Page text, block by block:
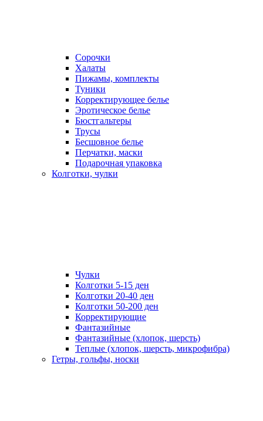
Сорочки
Халаты
Пижамы, комплекты
Туники
Корректирующее белье
Эротическое белье
Бюстгальтеры
Трусы
Бесшовное белье
Перчатки, маски
Подарочная упаковка
Колготки, чулки
Чулки
Колготки 5-15 ден
Колготки 20-40 ден
Колготки 50-200 ден
Корректирующие
Фантазийные
Фантазийные (хлопок, шерсть)
Теплые (хлопок, шерсть, микрофибра)
Гетры, гольфы, носки